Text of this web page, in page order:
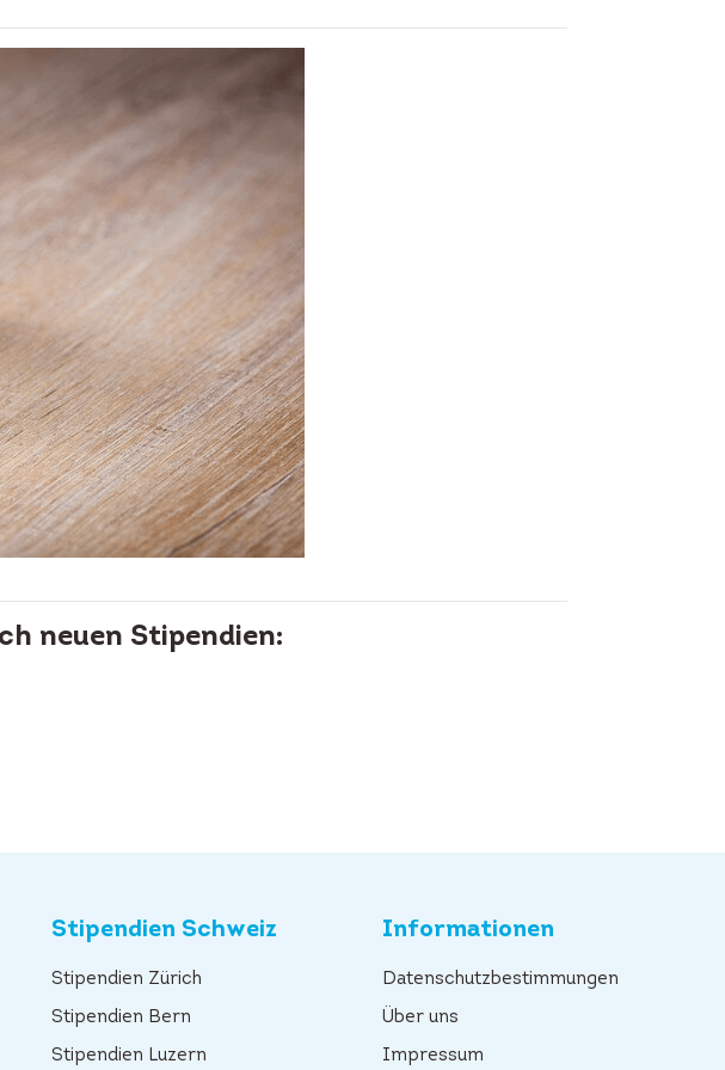
neuen Stipendien:
Stipendien Schweiz
Stipendien Zürich
Stipendien Bern
Stipendien Luzern
Informationen
Datenschutzbestimmungen
Über uns
Impressum